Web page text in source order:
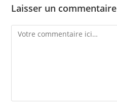
Laisser un commentaire